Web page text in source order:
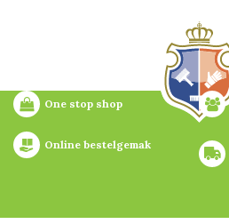
One stop shop
Online bestelgemak